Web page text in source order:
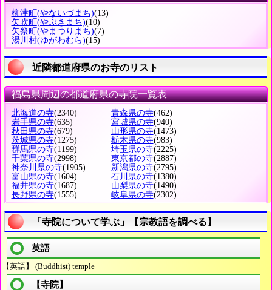
柳津町 (やないづまち)(13)
矢吹町 (やぶきまち)(10)
矢祭町 (やまつりまち)(7)
湯川村(ゆがわむら)(15)
近隣都道府県のお寺のリスト
福島県周辺の都道府県の寺院一覧表
北海道の寺(2340) 青森県の寺(462)
岩手県の寺(635) 宮城県の寺(940)
秋田県の寺(679) 山形県の寺(1473)
茨城県の寺(1275) 栃木県の寺(983)
群馬県の寺(1199) 埼玉県の寺(2225)
千葉県の寺(2998) 東京都の寺(2887)
神奈川県の寺(1905) 新潟県の寺(2795)
富山県の寺(1604) 石川県の寺(1380)
福井県の寺(1687) 山梨県の寺(1490)
長野県の寺(1555) 岐阜県の寺(2302)
「寺院について学ぶ」【宗教語を調べる】
英語
【英語】 (Buddhist) temple
【寺院】